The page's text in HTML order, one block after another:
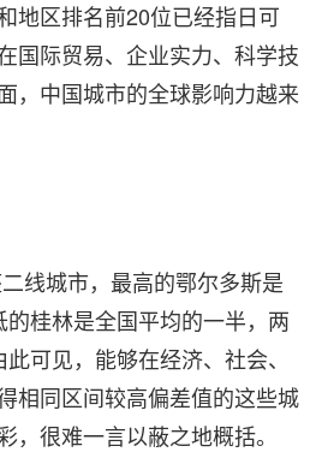
地区排名前20位已经指日可
国际贸易、企业实力、科学技
，中国城市的全球影响力越来
线城市，最高的鄂尔多斯是
桂林是全国平均的一半，两
可见，能够在经济、社会、
相同区间较高偏差值的这些城
，很难一言以蔽之地概括。